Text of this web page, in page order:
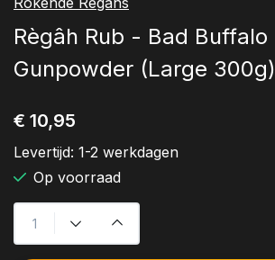
Règâh Rub - Bad Buffalo
Gunpowder (Large 300g)
€ 10,95
Levertijd: 1-2 werkdagen
Op voorraad